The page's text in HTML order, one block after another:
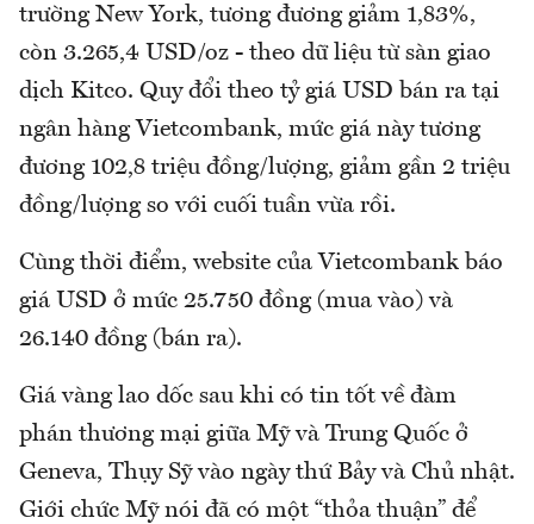
trường New York, tương đương giảm 1,83%,
còn 3.265,4 USD/oz - theo dữ liệu từ sàn giao
dịch Kitco. Quy đổi theo tỷ giá USD bán ra tại
ngân hàng Vietcombank, mức giá này tương
đương 102,8 triệu đồng/lượng, giảm gần 2 triệu
đồng/lượng so với cuối tuần vừa rồi.
Cùng thời điểm, website của Vietcombank báo
giá USD ở mức 25.750 đồng (mua vào) và
26.140 đồng (bán ra).
Giá vàng lao dốc sau khi có tin tốt về đàm
phán thương mại giữa Mỹ và Trung Quốc ở
Geneva, Thụy Sỹ vào ngày thứ Bảy và Chủ nhật.
Giới chức Mỹ nói đã có một “thỏa thuận” để